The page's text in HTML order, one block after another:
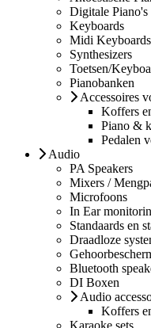
Digitale Piano's
Keyboards
Midi Keyboards
Synthesizers
Toetsen/
Pianobanken
Accessoires
Koffers
Piano &
Pedalen
Audio
PA Speakers
Mixers /
Microfoons
In Ear
Standaards en
Draadloze
Bluetooth
DI Boxen
Audio
Koffers
Karaoke sets